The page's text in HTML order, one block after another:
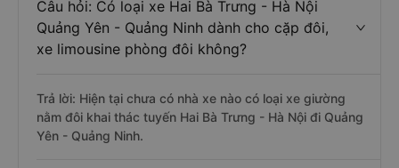
Câu hỏi: Có loại xe Hai Bà Trưng - Hà Nội
Quảng Yên - Quảng Ninh dành cho cặp đôi,
xe limousine phòng đôi không?
Trả lời: Hiện tại chưa có nhà xe nào có loại xe giường
nằm đôi khai thác tuyến Hai Bà Trưng - Hà Nội đi Quảng
Yên - Quảng Ninh.